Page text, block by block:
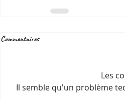
Commentaires
Les
Il semble qu'un problème